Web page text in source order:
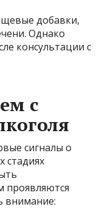
добавки,
Однако
консультации с
с
сигналы о
стадиях
внимание: